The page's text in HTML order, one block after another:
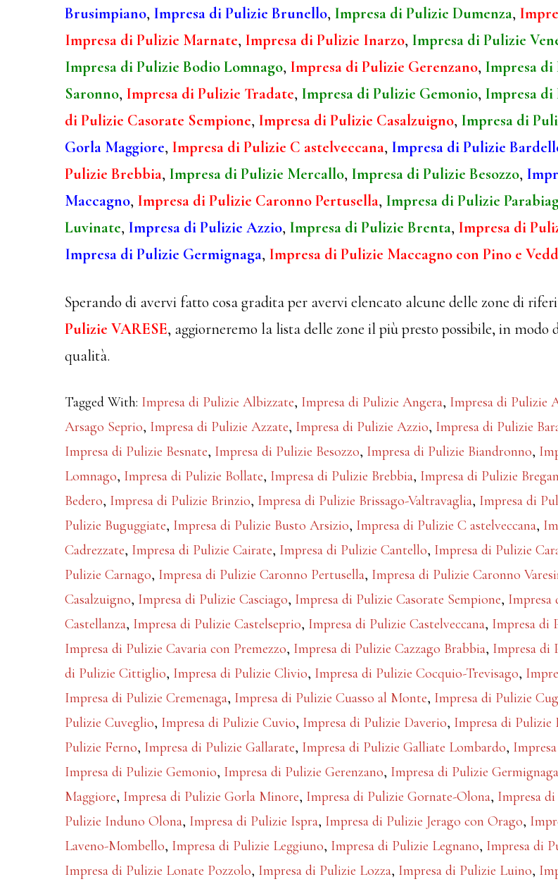
Brusimpiano, Impresa di Pulizie Brunello, Impresa di Pulizie Dumenza,
Impresa di Pulizie Marnate, Impresa di Pulizie Inarzo, Impresa di Pulizie
Impresa di Pulizie Bodio Lomnago, Impresa di Pulizie Gerenzano, Impresa di
Saronno, Impresa di Pulizie Tradate, Impresa di Pulizie Gemonio, Impresa di
di Pulizie Casorate Sempione, Impresa di Pulizie Casalzuigno, Impresa di
Gorla Maggiore, Impresa di Pulizie C astelveccana, Impresa di Pulizie
Pulizie Brebbia, Impresa di Pulizie Mercallo, Impresa di Pulizie Besozzo,
Maccagno, Impresa di Pulizie Caronno Pertusella, Impresa di Pulizie
Luvinate, Impresa di Pulizie Azzio, Impresa di Pulizie Brenta, Impresa di
Impresa di Pulizie Germignaga, Impresa di Pulizie Maccagno con Pino e
Sperando di avervi fatto cosa gradita per avervi elencato alcune delle zone di
Pulizie VARESE, aggiorneremo la lista delle zone il più presto possibile, in
qualità.
Tagged With: Impresa di Pulizie Albizzate, Impresa di Pulizie Angera, Impresa di Pulizie
Arsago Seprio, Impresa di Pulizie Azzate, Impresa di Pulizie Azzio, Impresa di Pulizie
Impresa di Pulizie Besnate, Impresa di Pulizie Besozzo, Impresa di Pulizie Biandronno,
Lomnago, Impresa di Pulizie Bollate, Impresa di Pulizie Brebbia, Impresa di Pulizie
Bedero, Impresa di Pulizie Brinzio, Impresa di Pulizie Brissago-Valtravaglia, Impresa di
Pulizie Buguggiate, Impresa di Pulizie Busto Arsizio, Impresa di Pulizie C astelveccana,
Cadrezzate, Impresa di Pulizie Cairate, Impresa di Pulizie Cantello, Impresa di Pulizie
Pulizie Carnago, Impresa di Pulizie Caronno Pertusella, Impresa di Pulizie Caronno
Casalzuigno, Impresa di Pulizie Casciago, Impresa di Pulizie Casorate Sempione, Impresa
Castellanza, Impresa di Pulizie Castelseprio, Impresa di Pulizie Castelveccana, Impresa di
Impresa di Pulizie Cavaria con Premezzo, Impresa di Pulizie Cazzago Brabbia, Impresa di
di Pulizie Cittiglio, Impresa di Pulizie Clivio, Impresa di Pulizie Cocquio-Trevisago,
Impresa di Pulizie Cremenaga, Impresa di Pulizie Cuasso al Monte, Impresa di Pulizie
Pulizie Cuveglio, Impresa di Pulizie Cuvio, Impresa di Pulizie Daverio, Impresa di Pulizie
Pulizie Ferno, Impresa di Pulizie Gallarate, Impresa di Pulizie Galliate Lombardo,
Impresa di Pulizie Gemonio, Impresa di Pulizie Gerenzano, Impresa di Pulizie Germignaga
Maggiore, Impresa di Pulizie Gorla Minore, Impresa di Pulizie Gornate-Olona, Impresa
Pulizie Induno Olona, Impresa di Pulizie Ispra, Impresa di Pulizie Jerago con Orago,
Laveno-Mombello, Impresa di Pulizie Leggiuno, Impresa di Pulizie Legnano, Impresa di
Impresa di Pulizie Lonate Pozzolo, Impresa di Pulizie Lozza, Impresa di Pulizie Luino,